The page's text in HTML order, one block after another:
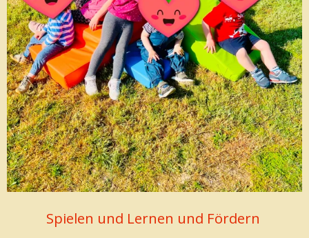
Spielen und Lernen und Fördern